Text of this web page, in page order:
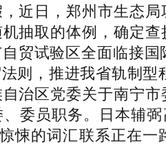
近日，郑州市生态
抽取的体例，确定
贸试验区全面临接
则，推进我省轨制
治区党委关于南宁
委员职务。日本辅
悚的词汇联系正在